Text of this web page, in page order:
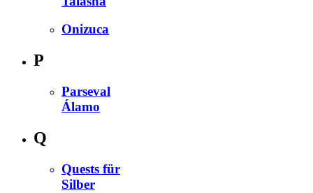
Onizuca
P
Parseval
Álamo
Q
Quests für
Silber